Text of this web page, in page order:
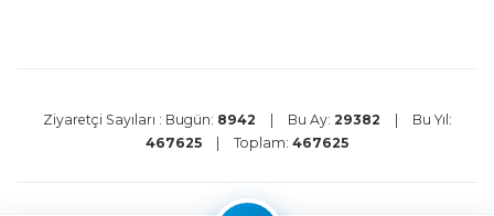
Ziyaretçi Sayıları : Bugün: 8942 Bu Ay: 29382
Bu Yıl:
467625
Toplam: 467625